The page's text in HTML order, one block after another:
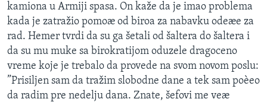
kamiona u Armiji spasa. On kaže da je imao problema
kada je zatražio pomoæ od biroa za nabavku odeæe za
rad. Hemer tvrdi da su ga šetali od šaltera do šaltera i
da su mu muke sa birokratijom oduzele dragoceno
vreme koje je trebalo da provede na svom novom poslu:
”Prisiljen sam da tražim slobodne dane a tek sam poèeo
da radim pre nedelju dana. Znate, šefovi me veæ